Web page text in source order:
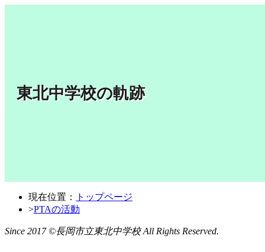
東北中学校の軌跡
現在位置：
トップページ
>PTAの活動
Since 2017 ©長岡市立東北中学校 All Rights Reserved.